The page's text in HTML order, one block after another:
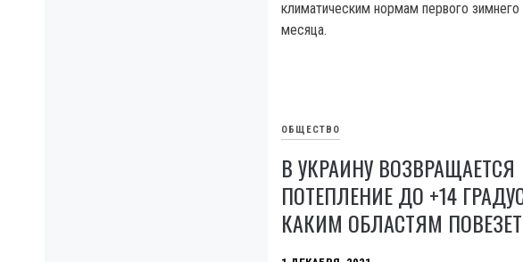
климатическим нормам первого зимнего
месяца.
ОБЩЕСТВО
В УКРАИНУ ВОЗВРАЩАЕТСЯ
ПОТЕПЛЕНИЕ ДО +14
КАКИМ ОБЛАСТЯМ ПОВЕЗЕТ